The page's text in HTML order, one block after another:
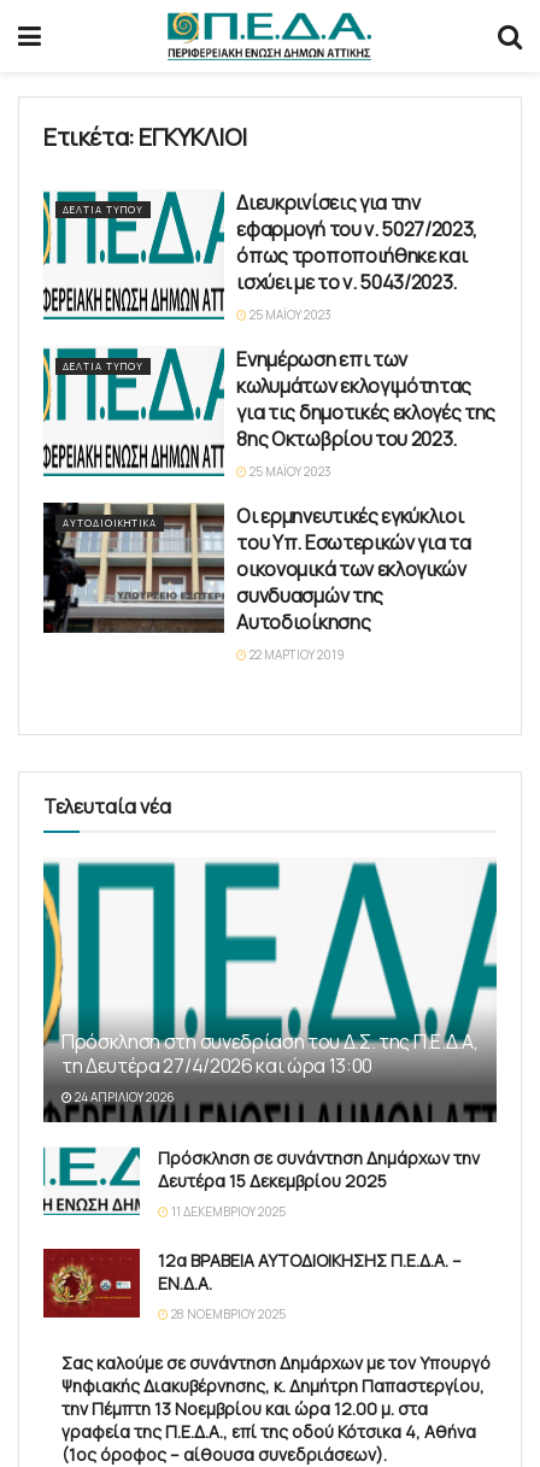
Ετικέτα:ΕΓΚΥΚΛΙΟΙ
ΔΕΛΤΊΑ ΤΎΠΟΥ
Διευκρινίσεις για την
εφαρμογή του ν. 5027/2023,
όπως τροποποιήθηκε και
ισχύει με το ν. 5043/2023.
25 ΜΑΪ́ΟΥ 2023
ΔΕΛΤΊΑ ΤΎΠΟΥ
Ενημέρωση επι των
κωλυμάτων εκλογιμότητας
για τις δημοτικές εκλογές της
8ης Οκτωβρίου του 2023.
25 ΜΑΪ́ΟΥ 2023
ΑΥΤΟΔΙΟΙΚΗΤΙΚΆ
Οι ερμηνευτικές εγκύκλιοι
του Υπ. Εσωτερικών για τα
οικονομικά των εκλογικών
συνδυασμών της
Αυτοδιοίκησης
22 ΜΑΡΤΊΟΥ 2019
Τελευταία νέα
Πρόσκληση στη συνεδρίαση του Δ.Σ. της Π.Ε.Δ.Α,
τη Δευτέρα 27/4/2026 και ώρα 13:00
24 ΑΠΡΙΛΊΟΥ 2026
Πρόσκληση σε συνάντηση Δημάρχων την
Δευτέρα 15 Δεκεμβρίου 2025
11 ΔΕΚΕΜΒΡΊΟΥ 2025
12α ΒΡΑΒΕΙΑ ΑΥΤΟΔΙΟΙΚΗΣΗΣ Π.Ε.Δ.Α. –
ΕΝ.Δ.Α.
28 ΝΟΕΜΒΡΊΟΥ 2025
Σας καλούμε σε συνάντηση Δημάρχων με τον Υπουργό
Ψηφιακής Διακυβέρνησης, κ. Δημήτρη Παπαστεργίου,
την Πέμπτη 13 Νοεμβρίου και ώρα 12.00 μ. στα
γραφεία της Π.Ε.Δ.Α., επί της οδού Κότσικα 4, Αθήνα
(1ος όροφος – αίθουσα συνεδριάσεων).